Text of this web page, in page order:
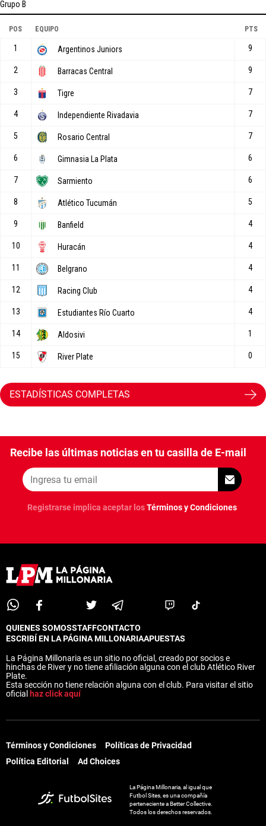
ESTADÍSTICAS COMPLETAS
Recibe las últimas noticias en tu casilla de E-mail
Registrarse implica aceptar losTérminos y Condiciones
QUIENES SOMOSSTAFFCONTACTO
ESCRIBÍ EN LA PÁGINA MILLONARIAAPUESTAS
La Página Millonaria es un sitio no oficial, creado por socios e
hinchas de River y no tiene afiliación alguna con el club Atlético River
Plate.
Esta sección no tiene relación alguna con el club. Para visitar el sitio
oficial haz click aquí
Términos y Condiciones
Políticas de Privacidad
Política Editorial
Ad Choices
La Página Millonaria, al igual que
Futbol Sites, es una compañía
perteneciente a Better Collective.
Todos los derechos reservados.